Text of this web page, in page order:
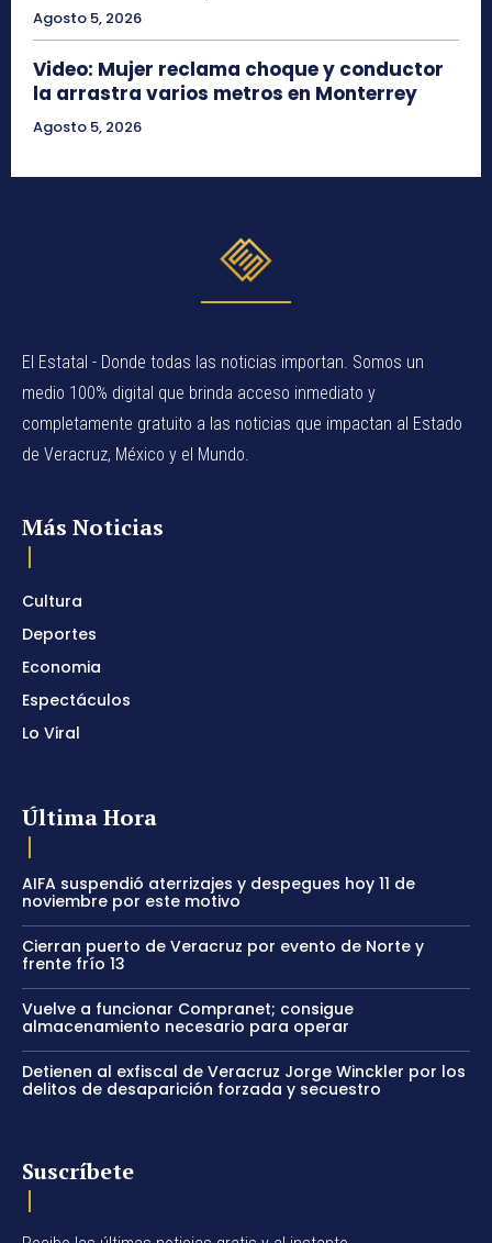
Agosto 5, 2026
Video: Mujer reclama choque y conductor
la arrastra varios metros en Monterrey
Agosto 5, 2026
El Estatal - Donde todas las noticias importan. Somos un
medio 100% digital que brinda acceso inmediato y
completamente gratuito a las noticias que impactan al Estado
de Veracruz, México y el Mundo.
Más Noticias
Cultura
Deportes
Economia
Espectáculos
Lo Viral
Última Hora
AIFA suspendió aterrizajes y despegues hoy 11 de
noviembre por este motivo
Cierran puerto de Veracruz por evento de Norte y
frente frío 13
Vuelve a funcionar Compranet; consigue
almacenamiento necesario para operar
Detienen al exfiscal de Veracruz Jorge Winckler por los
delitos de desaparición forzada y secuestro
Suscríbete